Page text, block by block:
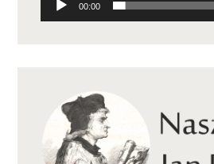
00:00